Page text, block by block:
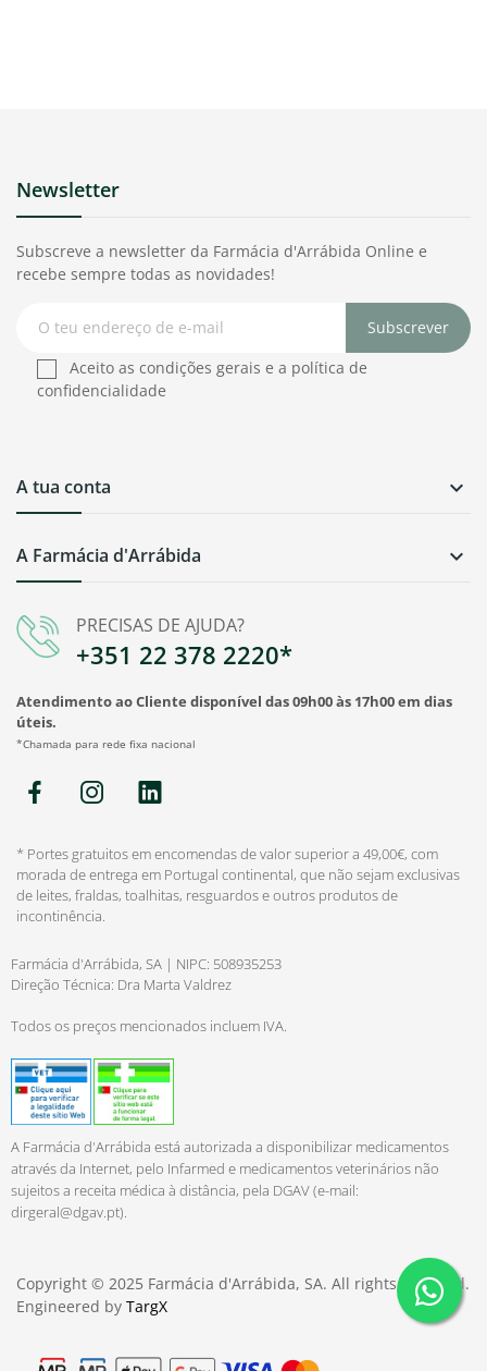
PRECISAS DE AJUDA?
+351 22 378 2220*
Atendimento ao Cliente disponível das 09h00 às 17h00 em dias
úteis.
*Chamada para rede fixa nacional
A Farmácia d'Arrábida 
A tua conta 
Newsletter
Subscreve a newsletter da Farmácia d'Arrábida Online e
recebe sempre todas as novidades!
Subscrever
Aceito as condições gerais e a política de
confidencialidade
* Portes gratuitos em encomendas de valor superior a 49,00€, com
morada de entrega em Portugal continental, que não sejam exclusivas
de leites, fraldas, toalhitas, resguardos e outros produtos de
incontinência.
Farmácia d'Arrábida, SA | NIPC: 508935253
Direção Técnica: Dra Marta Valdrez
Todos os preços mencionados incluem IVA.
A Farmácia d'Arrábida está autorizada a disponibilizar medicamentos
através da Internet, pelo Infarmed e medicamentos veterinários não
sujeitos a receita médica à distância, pela DGAV (e-mail:
dirgeral@dgav.pt).
Copyright © 2025 Farmácia d'Arrábida, SA. All rights reserved.
Engineered by TargX